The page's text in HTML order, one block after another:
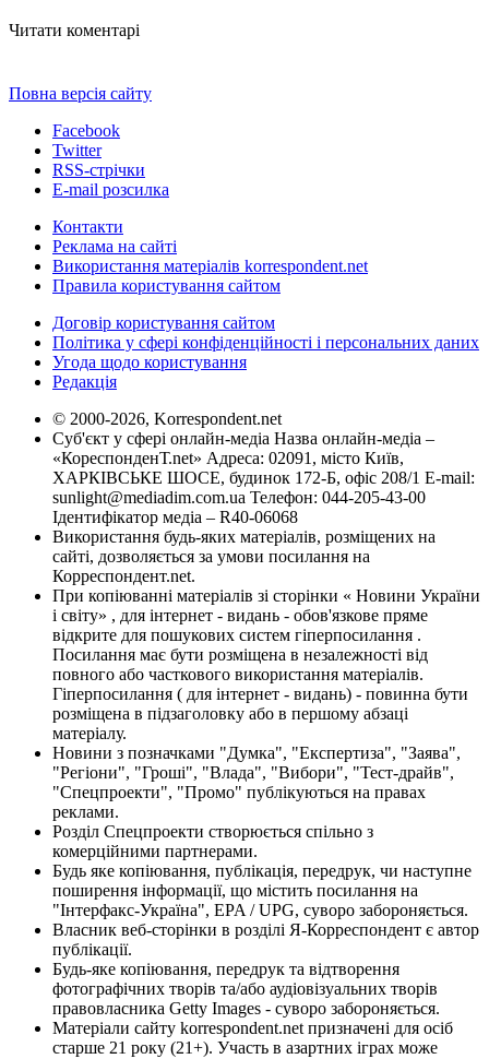
Читати коментарі
Повна версія сайту
Facebook
Twitter
RSS-стрічки
E-mail розсилка
Контакти
Реклама на сайті
Використання матеріалів korrespondent.net
Правила користування сайтом
Договір користування сайтом
Політика у сфері конфіденційності і персональних даних
Угода щодо користування
Редакція
© 2000-2026, Korrespondent.net
Суб'єкт у сфері онлайн-медіа Назва онлайн-медіа –
«КореспонденТ.net» Адреса: 02091, місто Київ,
ХАРКІВСЬКЕ ШОСЕ, будинок 172-Б, офіс 208/1 E-mail:
sunlight@mediadim.com.ua Телефон: 044-205-43-00
Ідентифікатор медіа – R40-06068
Використання будь-яких матеріалів, розміщених на
сайті, дозволяється за умови посилання на
Корреспондент.net.
При копіюванні матеріалів зі сторінки « Новини України
і світу» , для інтернет - видань - обов'язкове пряме
відкрите для пошукових систем гіперпосилання .
Посилання має бути розміщена в незалежності від
повного або часткового використання матеріалів.
Гіперпосилання ( для інтернет - видань) - повинна бути
розміщена в підзаголовку або в першому абзаці
матеріалу.
Новини з позначками "Думка", "Експертиза", "Заява",
"Регіони", "Гроші", "Влада", "Вибори", "Тест-драйв",
"Спецпроекти", "Промо" публікуються на правах
реклами.
Розділ Спецпроекти створюється спільно з
комерційними партнерами.
Будь яке копіювання, публікація, передрук, чи наступне
поширення інформації, що містить посилання на
"Інтерфакс-Україна", EPA / UPG, суворо забороняється.
Власник веб-сторінки в розділі Я-Корреспондент є автор
публікації.
Будь-яке копіювання, передрук та відтворення
фотографічних творів та/або аудіовізуальних творів
правовласника Getty Images - суворо забороняється.
Матеріали сайту korrespondent.net призначені для осіб
старше 21 року (21+). Участь в азартних іграх може